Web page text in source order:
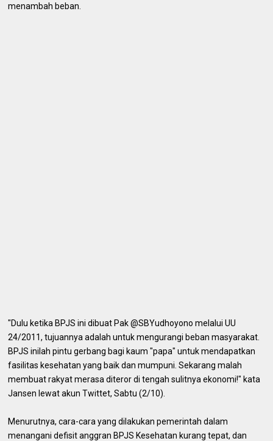
menambah beban.
"Dulu ketika BPJS ini dibuat Pak @SBYudhoyono melalui UU
24/2011, tujuannya adalah untuk mengurangi beban masyarakat.
BPJS inilah pintu gerbang bagi kaum "papa" untuk mendapatkan
fasilitas kesehatan yang baik dan mumpuni. Sekarang malah
membuat rakyat merasa diteror di tengah sulitnya ekonomi!" kata
Jansen lewat akun Twittet, Sabtu (2/10).
Menurutnya, cara-cara yang dilakukan pemerintah dalam
menangani defisit anggran BPJS Kesehatan kurang tepat, dan